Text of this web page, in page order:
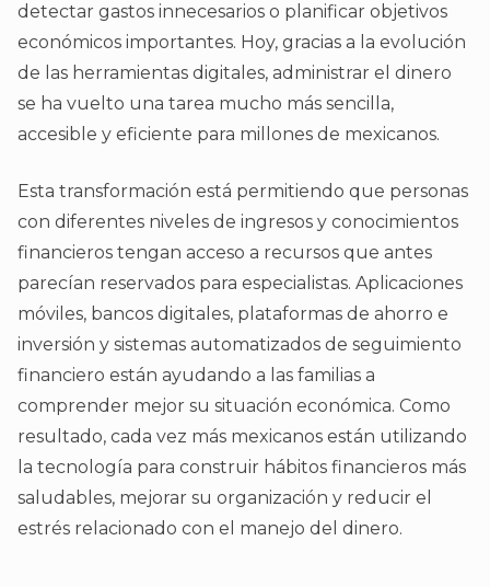
detectar gastos innecesarios o planificar objetivos
económicos importantes. Hoy, gracias a la evolución
de las herramientas digitales, administrar el dinero
se ha vuelto una tarea mucho más sencilla,
accesible y eficiente para millones de mexicanos.
Esta transformación está permitiendo que personas
con diferentes niveles de ingresos y conocimientos
financieros tengan acceso a recursos que antes
parecían reservados para especialistas. Aplicaciones
móviles, bancos digitales, plataformas de ahorro e
inversión y sistemas automatizados de seguimiento
financiero están ayudando a las familias a
comprender mejor su situación económica. Como
resultado, cada vez más mexicanos están utilizando
la tecnología para construir hábitos financieros más
saludables, mejorar su organización y reducir el
estrés relacionado con el manejo del dinero.